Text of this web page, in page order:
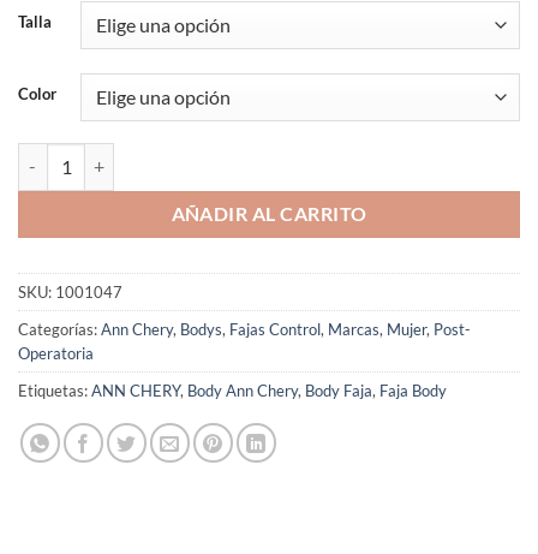
Talla
Color
AÑADIR AL CARRITO
SKU: 1001047
Categorías:Ann Chery, Bodys, Fajas Control, Marcas, Mujer, Post-
Operatoria
Etiquetas:ANN CHERY, Body Ann Chery, Body Faja, Faja Body